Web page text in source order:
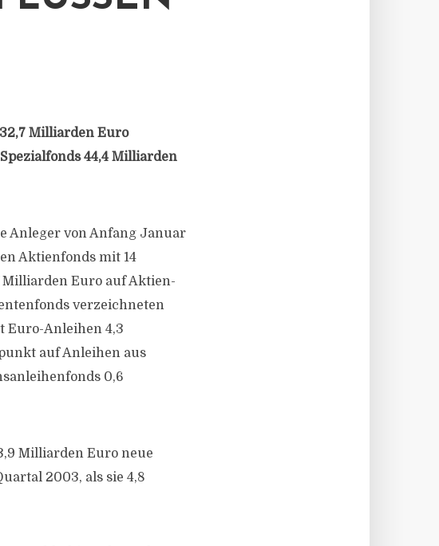
Milliarden Euro
44,4 Milliarden
Anleger von Anfang Januar
Aktienfonds mit 14
Milliarden Euro auf Aktien-
verzeichneten
Euro-Anleihen 4,3
auf Anleihen aus
0,6
Milliarden Euro neue
2003, als sie 4,8